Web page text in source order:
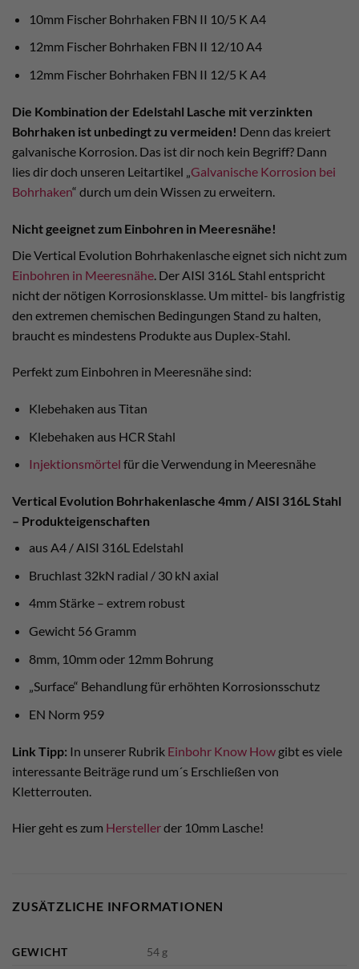
10mm Fischer Bohrhaken FBN II 10/5 K A4
12mm Fischer Bohrhaken FBN II 12/10 A4
12mm Fischer Bohrhaken FBN II 12/5 K A4
Die Kombination der Edelstahl Lasche mit verzinkten
Bohrhaken ist unbedingt zu vermeiden! Denn das kreiert
galvanische Korrosion. Das ist dir noch kein Begriff? Dann
lies dir doch unseren Leitartikel „Galvanische Korrosion bei
Bohrhaken“ durch um dein Wissen zu erweitern.
Nicht geeignet zum Einbohren in Meeresnähe!
Die Vertical Evolution Bohrhakenlasche eignet sich nicht zum
Einbohren in Meeresnähe . Der AISI 316L Stahl entspricht
nicht der nötigen Korrosionsklasse. Um mittel- bis langfristig
den extremen chemischen Bedingungen Stand zu halten,
braucht es mindestens Produkte aus Duplex-Stahl.
Perfekt zum Einbohren in Meeresnähe sind:
Klebehaken aus Titan
Klebehaken aus HCR Stahl
Injektionsmörtel für die Verwendung in Meeresnähe
Vertical Evolution Bohrhakenlasche 4mm / AISI 316L Stahl
– Produkteigenschaften
aus A4 / AISI 316L Edelstahl
Bruchlast 32kN radial / 30 kN axial
4mm Stärke – extrem robust
Gewicht 56 Gramm
8mm, 10mm oder 12mm Bohrung
„Surface“ Behandlung für erhöhten Korrosionsschutz
EN Norm 959
Link Tipp: In unserer Rubrik Einbohr Know How gibt es viele
interessante Beiträge rund um´s Erschließen von
Kletterrouten.
Hier geht es zum Herstellerder 10mm Lasche!
ZUSÄTZLICHE INFORMATIONEN
GEWICHT
54 g